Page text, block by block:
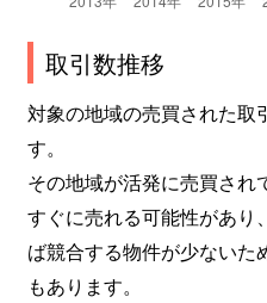
取引数推移
対象の地域の売買された取
す。
その地域が活発に売買さ
すぐに売れる可能性があり
ば競合する物件が少ないた
もあります。